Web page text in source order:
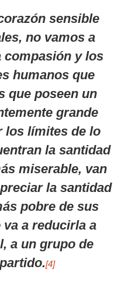
sensible
no vamos a
compasión y los
humanos que
que poseen un
grande
los límites de lo
la santidad
miserable, van
la santidad
pobre de sus
a reducirla a
a un grupo de
[4]